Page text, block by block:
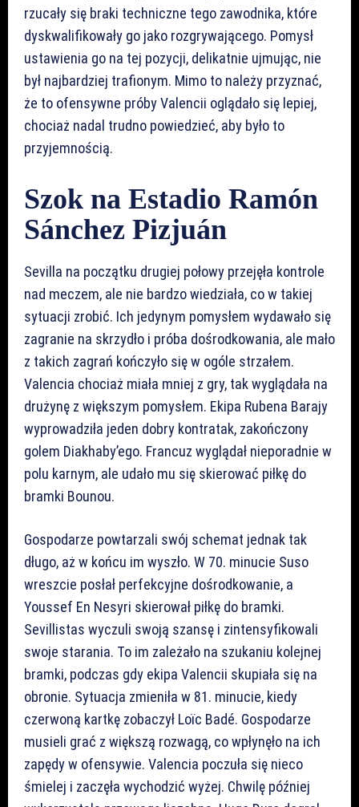
rzucały się braki techniczne tego zawodnika, które
dyskwalifikowały go jako rozgrywającego. Pomysł
ustawienia go na tej pozycji, delikatnie ujmując, nie
był najbardziej trafionym. Mimo to należy przyznać,
że to ofensywne próby Valencii oglądało się lepiej,
chociaż nadal trudno powiedzieć, aby było to
przyjemnością.
Szok na Estadio Ramón
Sánchez Pizjuán
Sevilla na początku drugiej połowy przejęła kontrole
nad meczem, ale nie bardzo wiedziała, co w takiej
sytuacji zrobić. Ich jedynym pomysłem wydawało się
zagranie na skrzydło i próba dośrodkowania, ale mało
z takich zagrań kończyło się w ogóle strzałem.
Valencia chociaż miała mniej z gry, tak wyglądała na
drużynę z większym pomysłem. Ekipa Rubena Barajy
wyprowadziła jeden dobry kontratak, zakończony
golem Diakhaby’ego. Francuz wyglądał nieporadnie w
polu karnym, ale udało mu się skierować piłkę do
bramki Bounou.
Gospodarze powtarzali swój schemat jednak tak
długo, aż w końcu im wyszło. W 70. minucie Suso
wreszcie posłał perfekcyjne dośrodkowanie, a
Youssef En Nesyri skierował piłkę do bramki.
Sevillistas wyczuli swoją szansę i zintensyfikowali
swoje starania. To im zależało na szukaniu kolejnej
bramki, podczas gdy ekipa Valencii skupiała się na
obronie. Sytuacja zmieniła w 81. minucie, kiedy
czerwoną kartkę zobaczył Loïc Badé. Gospodarze
musieli grać z większą rozwagą, co wpłynęło na ich
zapędy w ofensywie. Valencia poczuła się nieco
śmielej i zaczęła wychodzić wyżej. Chwilę później